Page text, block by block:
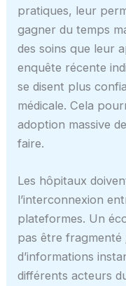
pratiques, leur
gagner du temps
des soins que leur
enquête récente
se disent plus
médicale. Cela
adoption massive
faire.
Les hôpitaux
l’interconnexion
plateformes. Un
pas être
d’informations
différents acteurs